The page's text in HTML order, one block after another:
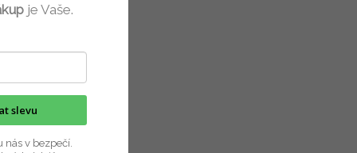
je Vaše.
slevu
nás v bezpečí.